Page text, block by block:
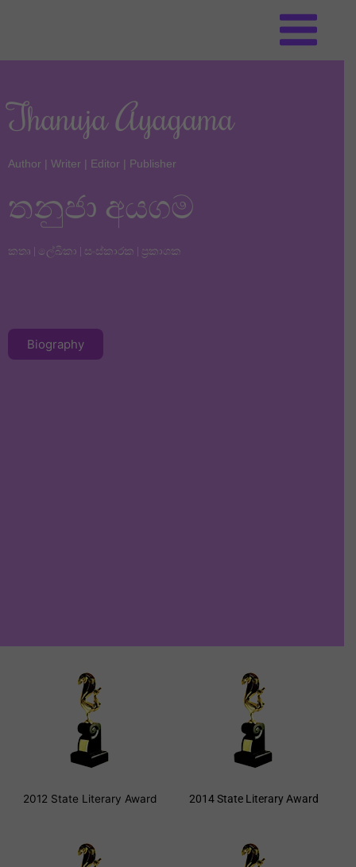
Thanuja Ayagama
Author | Writer | Editor | Publisher
තනුජා අයගම
කතෘ | ලේඛිකා | සංස්කාරක | ප්‍රකාශක
Biography
2012 State Literary Award 2014 State Literary Award